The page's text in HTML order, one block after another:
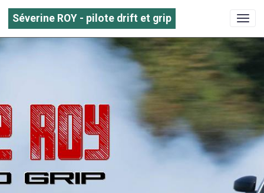
Séverine ROY - pilote drift et grip